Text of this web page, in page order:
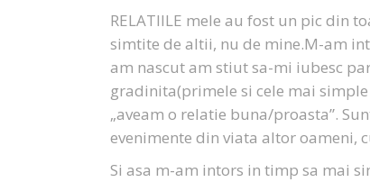
RELATIILE mele au fost un pic din
simtite de altii, nu de mine.M-am
am nascut am stiut sa-mi iubesc
gradinita(primele si cele mai
„aveam o relatie buna/proasta”.
evenimente din viata altor oameni,
Si asa m-am intors in timp sa mai